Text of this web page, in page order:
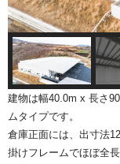
建物は幅40.0m x 長さ
ムタイプです。
倉庫正面には、出寸法
掛けフレームでほぼ全